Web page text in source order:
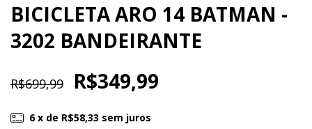
BICICLETA ARO 14 BATMAN -
3202 BANDEIRANTE
R$699,99 R$349,99
6 x de R$58,33 sem juros